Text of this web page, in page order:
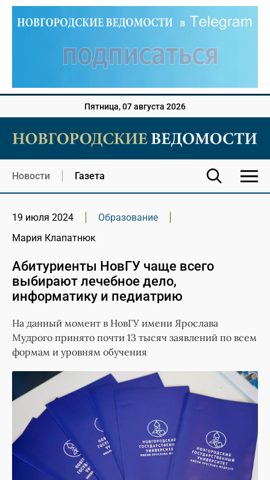
Пятница, 07 августа 2026
Новости Газета
19 июля 2024
Образование
Мария Клапатнюк
Абитуриенты НовГУ чаще всего
выбирают лечебное дело,
информатику и педиатрию
На данный момент в НовГУ имени Ярослава
Мудрого принято почти 13 тысяч заявлений по всем
формам и уровням обучения